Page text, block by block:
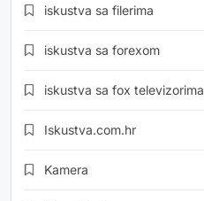
iskustva sa filerima
iskustva sa forexom
iskustva sa fox televizorima
Iskustva.com.hr
Kamera